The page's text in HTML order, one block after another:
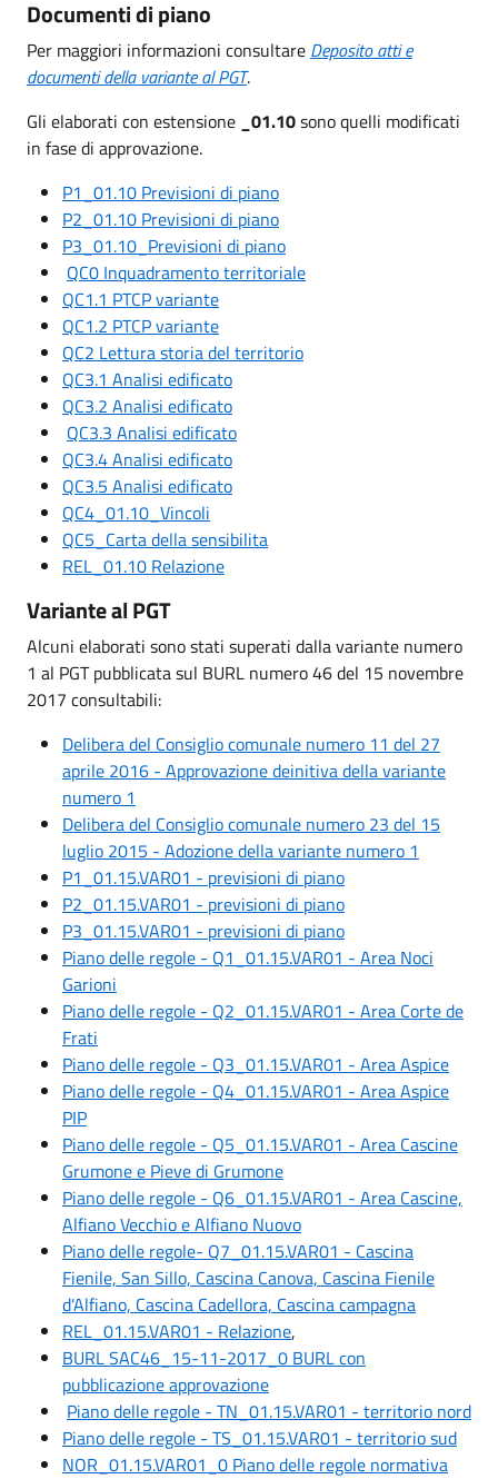
Documenti di piano
Per maggiori informazioni consultare Deposito atti e
documenti della variante al PGT.
Gli elaborati con estensione _01.10sono quelli modificati
in fase di approvazione.
P1_01.10 Previsioni di piano
P2_01.10 Previsioni di piano
P3_01.10_Previsioni di piano
QC0 Inquadramento territoriale
QC1.1 PTCP variante
QC1.2 PTCP variante
QC2 Lettura storia del territorio
QC3.1 Analisi edificato
QC3.2 Analisi edificato
QC3.3 Analisi edificato
QC3.4 Analisi edificato
QC3.5 Analisi edificato
QC4_01.10_Vincoli
QC5_Carta della sensibilita
REL_01.10 Relazione
Variante al PGT
Alcuni elaborati sono stati superati dalla variante numero
1 al PGT pubblicata sul BURL numero 46 del 15 novembre
2017 consultabili:
Delibera del Consiglio comunale numero 11 del 27
aprile 2016 - Approvazione deinitiva della variante
numero 1
Delibera del Consiglio comunale numero 23 del 15
luglio 2015 - Adozione della variante numero 1
P1_01.15.VAR01 - previsioni di piano
P2_01.15.VAR01 - previsioni di piano
P3_01.15.VAR01 - previsioni di piano
Piano delle regole - Q1_01.15.VAR01 - Area Noci
Garioni
Piano delle regole - Q2_01.15.VAR01 - Area Corte de
Frati
Piano delle regole - Q3_01.15.VAR01 - Area Aspice
Piano delle regole - Q4_01.15.VAR01 - Area Aspice
PIP
Piano delle regole - Q5_01.15.VAR01 - Area Cascine
Grumone e Pieve di Grumone
Piano delle regole - Q6_01.15.VAR01 - Area Cascine,
Alfiano Vecchio e Alfiano Nuovo
Piano delle regole- Q7_01.15.VAR01 - Cascina
Fienile, San Sillo, Cascina Canova, Cascina Fienile
d'Alfiano, Cascina Cadellora, Cascina campagna
REL_01.15.VAR01 - Relazione,
BURL SAC46_15-11-2017_0 BURL con
pubblicazione approvazione
Piano delle regole - TN_01.15.VAR01 - territorio nord
Piano delle regole - TS_01.15.VAR01 - territorio sud
NOR_01.15.VAR01_0 Piano delle regole normativa